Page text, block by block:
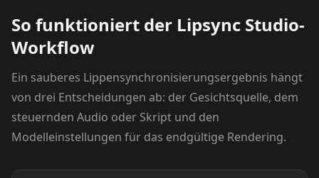
Fitness 10
Beauty 01 Beauty 02
Beauty 03 Beauty 04
So funktioniert der Lipsync Studio-
Workflow
Ein sauberes Lippensynchronisierungsergebnis hängt
von drei Entscheidungen ab: der Gesichtsquelle, dem
steuernden Audio oder Skript und den
Modelleinstellungen für das endgültige Rendering.